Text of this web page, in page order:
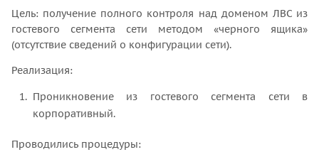
Цель: получение полного контроля над доменом ЛВС из
гостевого сегмента сети методом «черного ящика»
(отсутствие сведений о конфигурации сети).
Реализация:
Проникновение из гостевого сегмента сети в
корпоративный.
Проводились процедуры: